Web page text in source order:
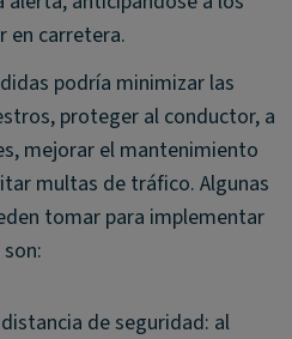
en carretera.
podría minimizar las
proteger al conductor, a
mejorar el mantenimiento
multas de tráfico. Algunas
tomar para implementar
de seguridad: al